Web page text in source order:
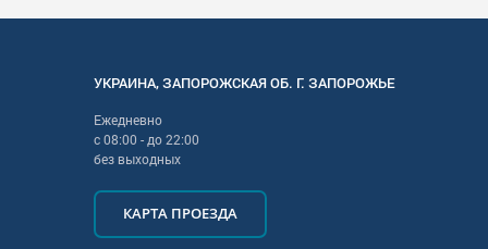
УКРАИНА,ЗАПОРОЖСКАЯОБ. Г. ЗАПОРОЖЬЕ
Ежедневно
с08:00 - до22:00
без выходных
КАРТА ПРОЕЗДА